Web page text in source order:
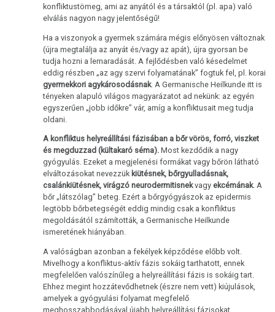
konfliktustömeg, ami az anyától és a társaktól (pl. apa) való
elválás nagyon nagy jelentőségű!
Ha a viszonyok a gyermek számára mégis előnyösen változnak
(újra megtalálja az anyát és/vagy az apát), újra gyorsan be
tudja hozni a lemaradását. A fejlődésben való késedelmet
eddig részben „az agy szervi folyamatának” fogtuk fel, pl. korai
gyermekkori agykárosodásnak. A Germanische Heilkunde itt is
tényeken alapuló világos magyarázatot ad nekünk: az egyén
egyszerűen „jobb időkre” vár, amíg a konfliktusait meg tudja
oldani.
A konfliktus helyreállítási fázisában a bőr vörös, forró, viszket
és megduzzad (kültakaró séma). Most kezdődik a nagy
gyógyulás. Ezeket a megjelenési formákat vagy bőrön látható
elváltozásokat nevezzük kiütésnek, bőrgyulladásnak,
csalánkiütésnek, virágzó neurodermitisnekvagyekcémának. A
bőr „látszólag” beteg. Ezért a bőrgyógyászok az epidermis
legtöbb bőrbetegségét eddig mindig csak a konfliktus
megoldásától számították, a Germanische Heilkunde
ismeretének hiányában.
A valóságban azonban a fekélyek képződése előbb volt.
Mivelhogy a konfliktus-aktív fázis sokáig tarthatott, ennek
megfelelően valószínűleg a helyreállítási fázis is sokáig tart.
Ehhez megint hozzátevődhetnek (észre nem vett) kiújulások,
amelyek a gyógyulási folyamat megfelelő
meghosszabbodásával újabb helyreállítási fázisokat